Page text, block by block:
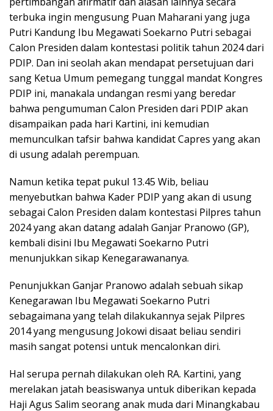
terbuka ingin mengusung Puan Maharani yang juga
Putri Kandung Ibu Megawati Soekarno Putri sebagai
Calon Presiden dalam kontestasi politik tahun 2024 dari
PDIP. Dan ini seolah akan mendapat persetujuan dari
sang Ketua Umum pemegang tunggal mandat Kongres
PDIP ini, manakala undangan resmi yang beredar
bahwa pengumuman Calon Presiden dari PDIP akan
disampaikan pada hari Kartini, ini kemudian
memunculkan tafsir bahwa kandidat Capres yang akan
di usung adalah perempuan.
Namun ketika tepat pukul 13.45 Wib, beliau
menyebutkan bahwa Kader PDIP yang akan di usung
sebagai Calon Presiden dalam kontestasi Pilpres tahun
2024 yang akan datang adalah Ganjar Pranowo (GP),
kembali disini Ibu Megawati Soekarno Putri
menunjukkan sikap Kenegarawananya.
Penunjukkan Ganjar Pranowo adalah sebuah sikap
Kenegarawan Ibu Megawati Soekarno Putri
sebagaimana yang telah dilakukannya sejak Pilpres
2014 yang mengusung Jokowi disaat beliau sendiri
masih sangat potensi untuk mencalonkan diri.
Hal serupa pernah dilakukan oleh RA. Kartini, yang
merelakan jatah beasiswanya untuk diberikan kepada
Haji Agus Salim seorang anak muda dari Minangkabau